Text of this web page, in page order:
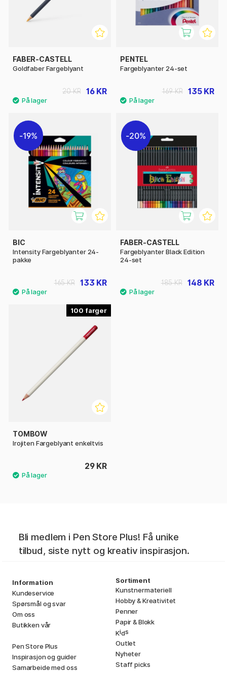
FABER-CASTELL
Goldfaber Fargeblyant
16 KR
20 KR
PENTEL
Fargeblyanter 24-set
135 KR
169 KR
19%
BIC
Intensity Fargeblyanter 24-
pakke
133 KR
165 KR
20%
FABER-CASTELL
Fargeblyanter Black Edition
24-set
148 KR
185 KR
100
TOMBOW
Irojiten Fargeblyant enkeltvis
29 KR
Bli medlem i Pen Store Plus! Få unike
tilbud, siste nytt og kreativ inspirasjon.
Information
Kundeservice
Spørsmål og svar
Om oss
Butikken vår
Pen Store Plus
Inspirasjon og guider
Samarbeide med oss
Sortiment
Kunstnermateriell
Hobby & Kreativitet
Penner
Papir & Blokk
Kids
Outlet
Nyheter
Staff picks